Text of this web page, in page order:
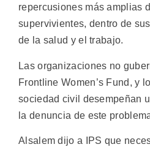
repercusiones más amplias
supervivientes, dentro de
de la salud y el trabajo.
Las organizaciones no
Frontline Women’s Fund, y
sociedad civil desempeñan
la denuncia de este
Alsalem dijo a IPS que